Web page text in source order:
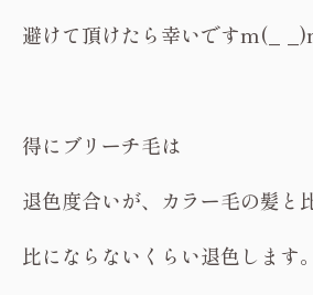
避けて頂けたら幸いですm(_
得にブリーチ毛は
退色度合いが、カラー毛の髪と
比にならないくらい退色します。